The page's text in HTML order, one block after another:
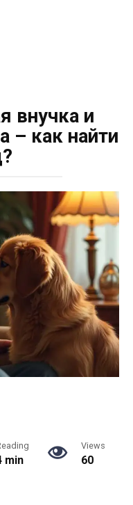
внучка и
– как найти
min
Views
60